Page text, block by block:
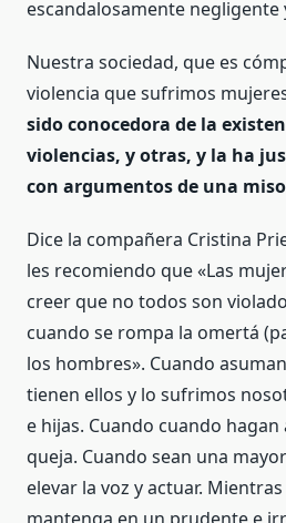
escandalosamente negligente
Nuestra sociedad, que es
violencia que sufrimos
sido conocedora de la
violencias, y otras, y la ha
con argumentos de una
Dice la compañera Cristina
les recomiendo que «Las
creer que no todos son
cuando se rompa la omertá
los hombres». Cuando
tienen ellos y lo sufrimos
e hijas. Cuando cuando
queja. Cuando sean una
elevar la voz y actuar.